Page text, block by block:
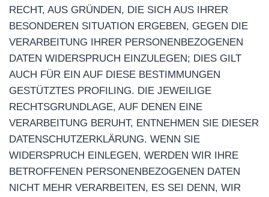
RECHT, AUS GRÜNDEN, DIE SICH AUS IHRER
BESONDEREN SITUATION ERGEBEN, GEGEN DIE
VERARBEITUNG IHRER PERSONENBEZOGENEN
DATEN WIDERSPRUCH EINZULEGEN; DIES GILT
AUCH FÜR EIN AUF DIESE BESTIMMUNGEN
GESTÜTZTES PROFILING. DIE JEWEILIGE
RECHTSGRUNDLAGE, AUF DENEN EINE
VERARBEITUNG BERUHT, ENTNEHMEN SIE DIESER
DATENSCHUTZERKLÄRUNG. WENN SIE
WIDERSPRUCH EINLEGEN, WERDEN WIR IHRE
BETROFFENEN PERSONENBEZOGENEN DATEN
NICHT MEHR VERARBEITEN, ES SEI DENN, WIR